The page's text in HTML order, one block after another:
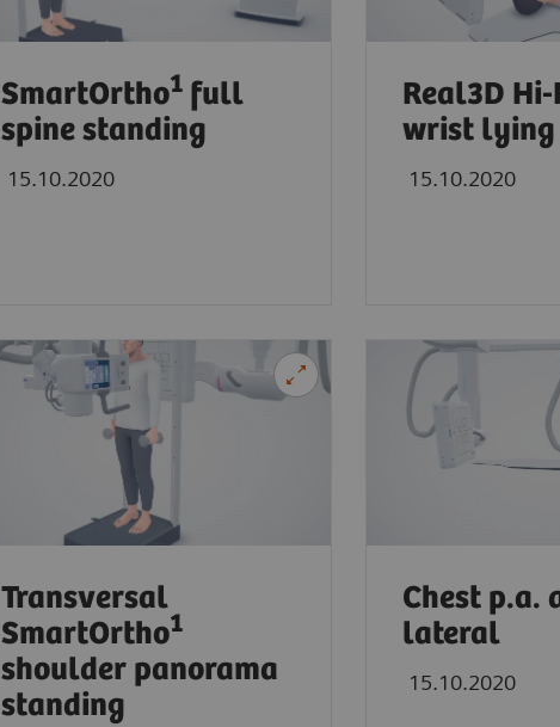
SmartOrtho1 full
spine standing
15.10.2020
Real3D Hi-
wrist lying
15.10.2020
Transversal
SmartOrtho1
shoulder panorama
standing
Chest p.a.
lateral
15.10.2020